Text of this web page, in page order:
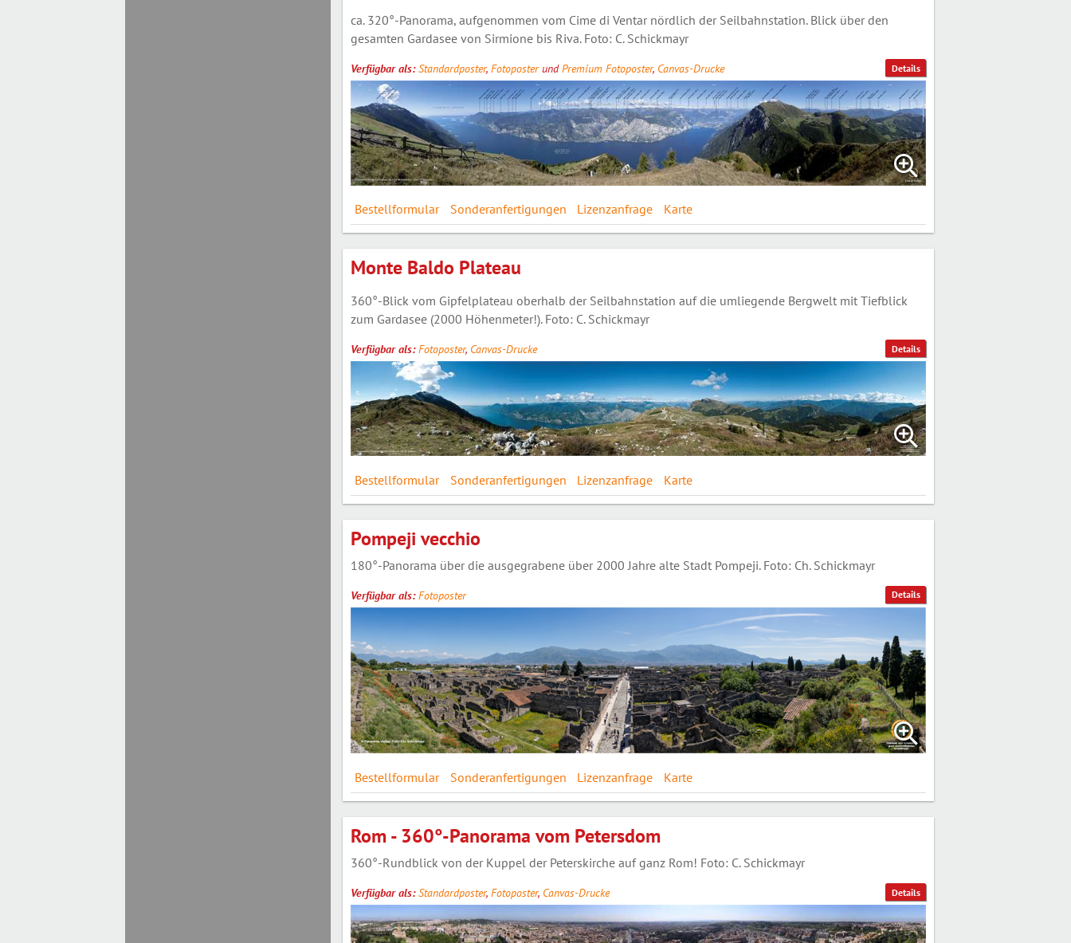
Details
ca. 320°-Panorama, aufgenommen vom Cime di Ventar nördlich der Seilbahnstation. Blick über den
gesamten Gardasee von Sirmione bis Riva. Foto: C. Schickmayr
Verfügbar als:Standardposter, FotoposterundPremium Fotoposter, Canvas-Drucke
Bestellformular Sonderanfertigungen Lizenzanfrage Karte
Details
Monte Baldo Plateau
360°-Blick vom Gipfelplateau oberhalb der Seilbahnstation auf die umliegende Bergwelt mit Tiefblick
zum Gardasee (2000 Höhenmeter!). Foto: C. Schickmayr
Verfügbar als:Fotoposter, Canvas-Drucke
Bestellformular Sonderanfertigungen Lizenzanfrage Karte
Details
Pompeji vecchio
180°-Panorama über die ausgegrabene über 2000 Jahre alte Stadt Pompeji. Foto: Ch. Schickmayr
Verfügbar als:Fotoposter
Bestellformular Sonderanfertigungen Lizenzanfrage Karte
Details
Rom - 360°-Panorama vom Petersdom
360°-Rundblick von der Kuppel der Peterskirche auf ganz Rom! Foto: C. Schickmayr
Verfügbar als:Standardposter, Fotoposter, Canvas-Drucke